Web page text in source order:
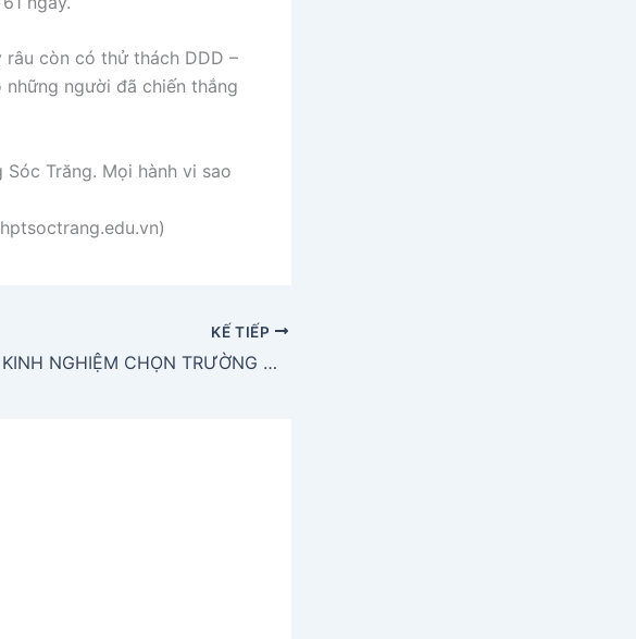
râu còn có thử thách DDD –
người đã chiến thắng
Trăng. Mọi hành vi sao
KẾ TIẾP
KINH NGHIỆM CHỌN TRƯỜNG QUỐC TẾ CHO CON